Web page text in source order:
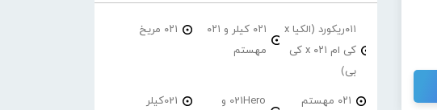
۰۱۱ریکورد (الکیا x
کی ام ۰۲۱ x کی
بی)
۰۲۱ کیلر و ۰۲۱
مهستم
۰۲۱ مریخ
۰۲۱ مهستم
021Hero و
021کیلر